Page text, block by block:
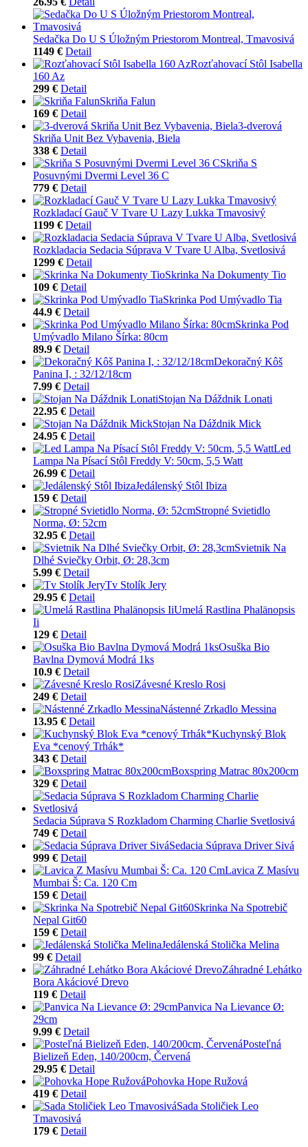
Sedačka Do U S Úložným Priestorom Montreal, Tmavosivá
1149 € Detail
Rozťahovací Stôl Isabella
160 Az
299 € Detail
Skriňa Falun
169 € Detail
3-dverová
Skriňa Unit Bez Vybavenia, Biela
338 € Detail
Skriňa S
Posuvnými Dvermi Level 36 C
779 € Detail
Rozkladací Gauč V Tvare U Lazy Lukka Tmavosivý
1199 € Detail
Rozkladacia Sedacia Súprava V Tvare U Alba, Svetlosivá
1299 € Detail
Skrinka Na Dokumenty Tio
109 € Detail
Skrinka Pod Umývadlo Tia
44.9 € Detail
Skrinka Pod
Umývadlo Milano Šírka: 80cm
89.9 € Detail
Dekoračný Kôš
Panina I, : 32/12/18cm
7.99 € Detail
Stojan Na Dáždnik Lonati
22.95 € Detail
Stojan Na Dáždnik Mick
24.95 € Detail
Led
Lampa Na Písací Stôl Freddy V: 50cm, 5,5 Watt
26.99 € Detail
Jedálenský Stôl Ibiza
159 € Detail
Stropné Svietidlo
Norma, Ø: 52cm
32.95 € Detail
Svietnik Na
Dlhé Sviečky Orbit, Ø: 28,3cm
5.99 € Detail
Tv Stolík Jery
29.95 € Detail
Umelá Rastlina Phalänopsis
Ii
129 € Detail
Osuška Bio
Bavlna Dymová Modrá 1ks
10.9 € Detail
Závesné Kreslo Rosi
249 € Detail
Nástenné Zrkadlo Messina
13.95 € Detail
Kuchynský Blok
Eva *cenový Trhák*
343 € Detail
Boxspring Matrac 80x200cm
329 € Detail
Sedacia Súprava S Rozkladom Charming Charlie Svetlosivá
749 € Detail
Sedacia Súprava Driver Sivá
999 € Detail
Lavica Z Masívu
Mumbai Š: Ca. 120 Cm
159 € Detail
Skrinka Na Spotrebič
Nepal Git60
159 € Detail
Jedálenská Stolička Melina
99 € Detail
Záhradné Lehátko
Bora Akáciové Drevo
119 € Detail
Panvica Na Lievance Ø:
29cm
9.99 € Detail
Posteľná
Bielizeň Eden, 140/200cm, Červená
29.95 € Detail
Pohovka Hope Ružová
419 € Detail
Sada Stoličiek Leo
Tmavosivá
179 € Detail